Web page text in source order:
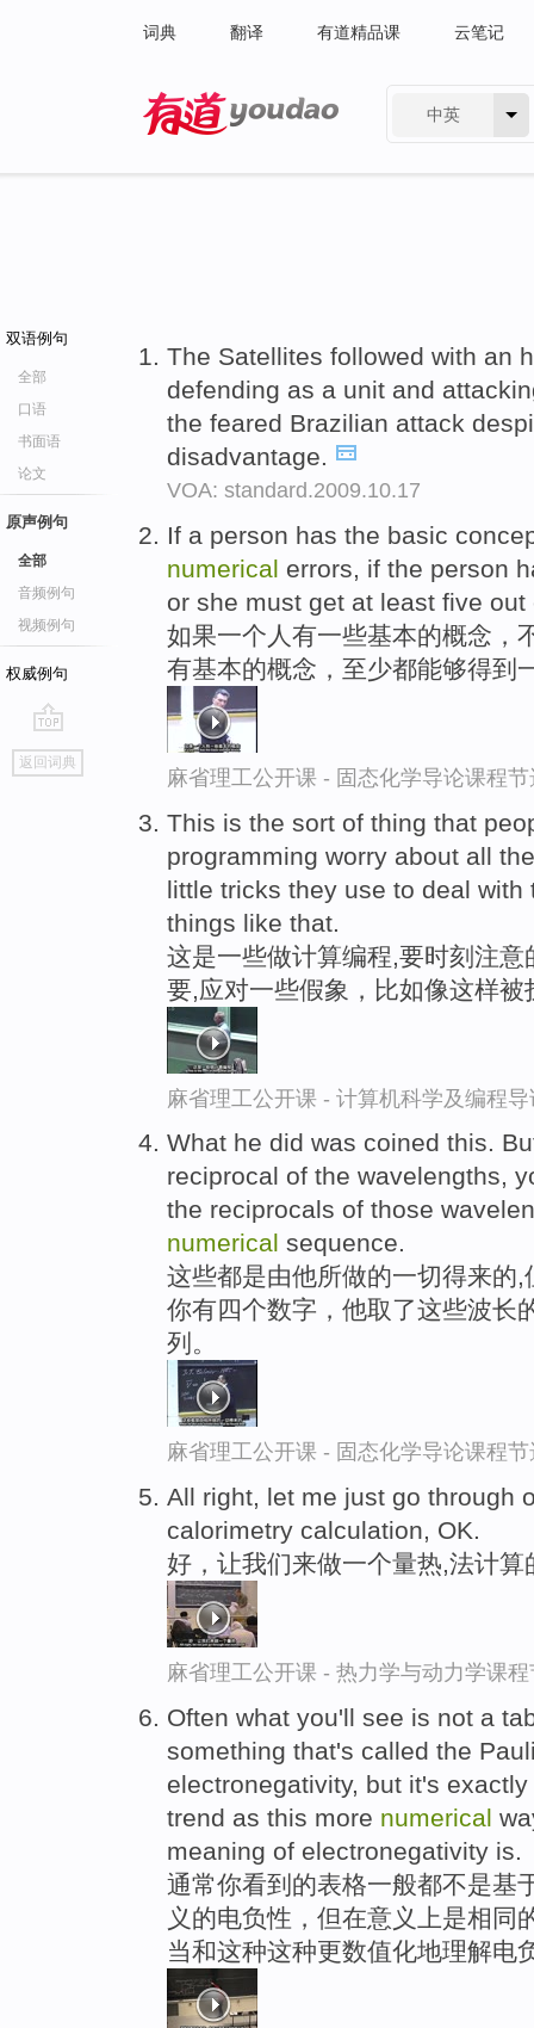
词典 翻译 有道精品课 云笔记
中英
双语例句
全部
口语
书面语
论文
原声例句
全部
音频例句
视频例句
权威例句
go
top
返回词典
The Satellites followed with an
defending as a unit and
the feared Brazilian attack
disadvantage.
VOA: standard.2009.10.17
If a person has the basic
numerical errors, if the person
or she must get at least five out
如果一个人有一些基本的概念，
有基本的概念，至少都能够得到
麻省理工公开课 - 固态化学导论课程节
This is the sort of thing that
programming worry about all
little tricks they use to deal
things like that.
这是一些做计算编程,要时刻注
要,应对一些假象，比如像这样被
麻省理工公开课 - 计算机科学及编程
What he did was coined this.
reciprocal of the wavelengths,
the reciprocals of those
numerical sequence.
这些都是由他所做的一切得来的
你有四个数字，他取了这些波长
列。
麻省理工公开课 - 固态化学导论课程节
All right, let me just go through
calorimetry calculation, OK.
好，让我们来做一个量热,法计
麻省理工公开课 - 热力学与动力学课
Often what you'll see is not a
something that's called the
electronegativity, but it's
trend as this more numerical
meaning of electronegativity is.
通常你看到的表格一般都不是基
义的电负性，但在意义上是相同
当和这种这种更数值化地理解电